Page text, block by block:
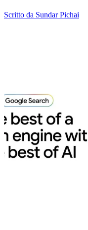
Scritto da Sundar Pichai